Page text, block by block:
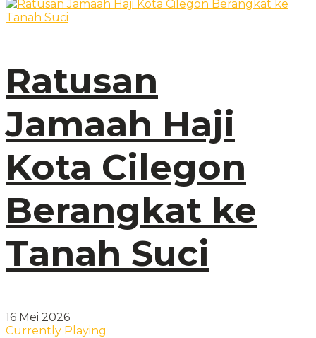
Ratusan
Jamaah Haji
Kota Cilegon
Berangkat ke
Tanah Suci
16 Mei 2026
Currently Playing